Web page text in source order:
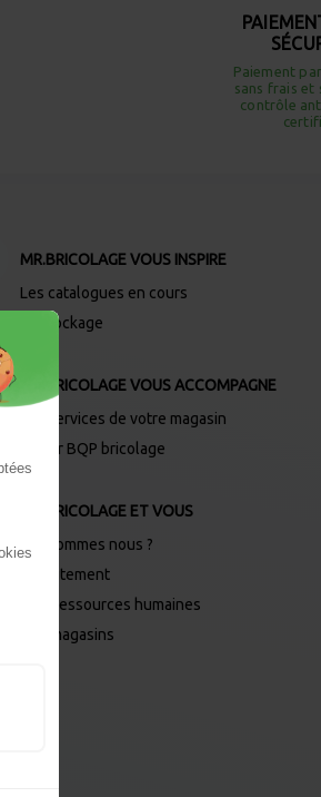
Paiement
sans frais et
contrôle
MR.BRICOLAGE VOUS INSPIRE
Les catalogues en cours
Destockage
MR.BRICOLAGE VOUS ACCOMPAGNE
Les services de votre magasin
Panier BQP bricolage
MR.BRICOLAGE ET VOUS
Qui sommes nous ?
Recrutement
Nos Ressources humaines
Nos magasins